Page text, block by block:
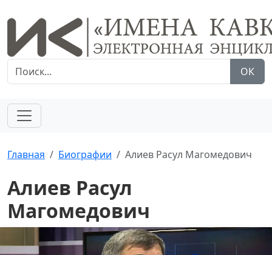
ОК
Главная Биографии Алиев Расул Магомедович
Алиев Расул
Магомедович